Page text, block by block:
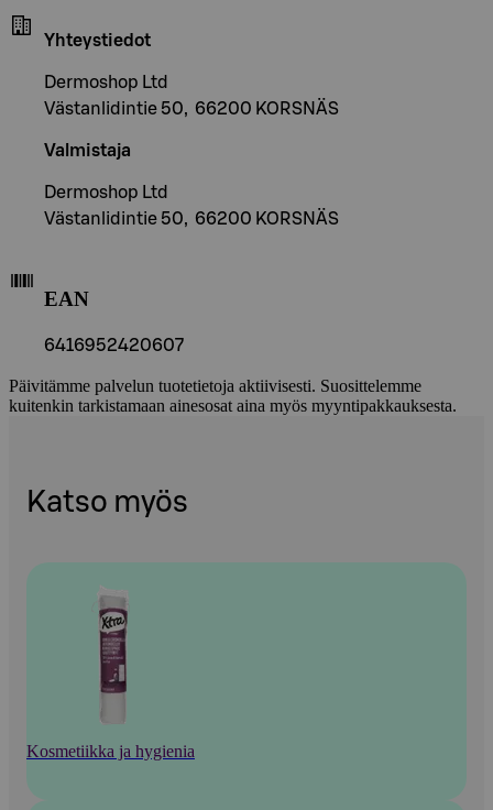
Yhteystiedot
Dermoshop Ltd
Västanlidintie 50, 66200 KORSNÄS
Valmistaja
Dermoshop Ltd
Västanlidintie 50, 66200 KORSNÄS
EAN
6416952420607
Päivitämme palvelun tuotetietoja aktiivisesti. Suosittelemme
kuitenkin tarkistamaan ainesosat aina myös myyntipakkauksesta.
Katso myös
Kosmetiikka ja hygienia